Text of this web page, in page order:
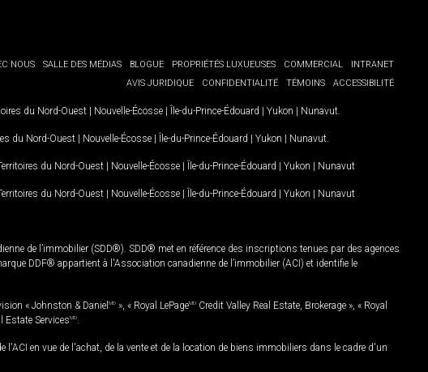
NOUS SALLE DES MÉDIAS BLOGUE PROPRIÉTÉS LUXUEUSES COMMERCIAL
INTRANET
AVIS JURIDIQUE
CONFIDENTIALITÉ TÉMOINS ACCESSIBILITÉ
du Nord-Ouest | Nouvelle-Écosse | Île-du-Prince-Édouard | Yukon | Nunavut
du Nord-Ouest | Nouvelle-Écosse | Île-du-Prince-Édouard | Yukon | Nunavut
du Nord-Ouest | Nouvelle-Écosse | Île-du-Prince-Édouard | Yukon | Nunavut
du Nord-Ouest | Nouvelle-Écosse | Île-du-Prince-Édouard | Yukon | Nunavut
de l’immobilier (SDD®). SDD® met en référence des inscriptions tenues par des agences
DDF® appartient à l'Association canadienne de l’immobilier (ACI) et identifie le
« Johnston & Daniel MD », « Royal LePageMD Credit Valley Real Estate, Brokerage », « Royal
Estate ServicesMD
en vue de l'achat, de la vente et de la location de biens immobiliers dans le cadre d'un